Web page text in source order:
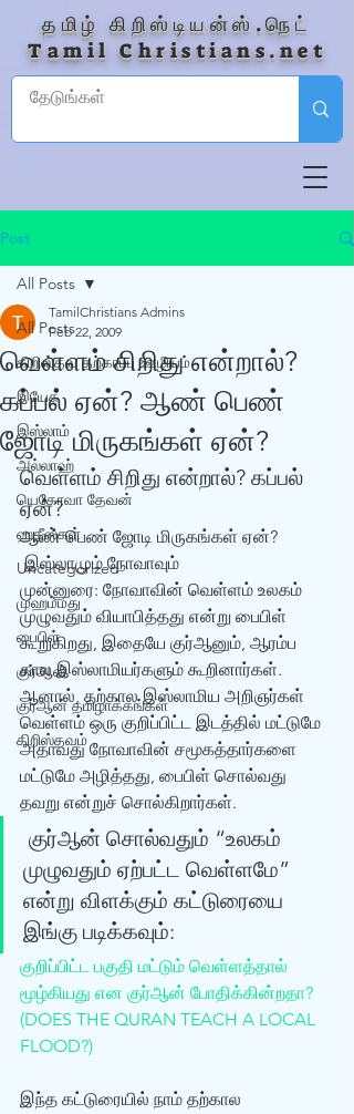
தமிழ் கிறிஸ்டியன்ஸ்.நெட்
Tamil Christians.net
Post
All Posts
கிறிஸ்தவ தற்காப்பு ஊழியம்
இயேசு
இஸ்லாம்
அல்லாஹ்
யெகோவா தேவன்
ஹதீஸ்கள்
Uncategorized
முஹம்மது
பைபிள்
குர்‍ஆன்
குர்‍ஆன் தமிழாக்கங்கள்
கிறிஸ்தவம்
All Posts
வெள்ளம் சிறிது என்றால்?
கப்பல் ஏன்? ஆண் பெண்
ஜோடி மிருகங்கள் ஏன்?
TamilChristians Admins
Feb 22, 2009
வெள்ளம் சிறிது என்றால்? கப்பல்
ஏன்?
ஆண் பெண் ஜோடி மிருகங்கள் ஏன்?
இஸ்லாமும் நோவாவும்
முன்னுரை: நோவாவின் வெள்ளம் உலகம்
முழுவதும் வியாபித்தது என்று பைபிள்
கூறுகிறது, இதையே குர்‍ஆனும், ஆரம்ப
கால இஸ்லாமியர்களும் கூறினார்கள்.
ஆனால், தற்கால இஸ்லாமிய அறிஞர்கள்
வெள்ளம் ஒரு குறிப்பிட்ட இடத்தில் மட்டுமே
அதாவது நோவாவின் சமூகத்தார்களை
மட்டுமே அழித்தது, பைபிள் சொல்வது
தவறு என்றுச் சொல்கிறார்கள்.
முழுவதும் ஏற்பட்ட வெள்ளமே”
என்று விளக்கும் கட்டுரையை
இங்கு படிக்கவும்:
குறிப்பிட்ட பகுதி மட்டும் வெள்ளத்தால்
மூழ்கியது என குர்‍ஆன் போதிக்கின்றதா?
(DOES THE QURAN TEACH A LOCAL
FLOOD?)
இந்த கட்டுரையில் நாம் தற்கால